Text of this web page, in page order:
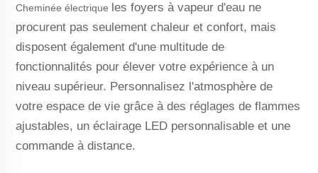
Cheminée électrique les foyers à vapeur d'eau ne
procurent pas seulement chaleur et confort, mais
disposent également d'une multitude de
fonctionnalités pour élever votre expérience à un
niveau supérieur. Personnalisez l'atmosphère de
votre espace de vie grâce à des réglages de flammes
ajustables, un éclairage LED personnalisable et une
commande à distance.